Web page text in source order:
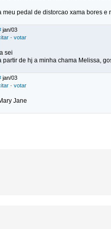
meu pedal de distorcao xama bores e
jan/03
· votar
sei
partir de hj a minha chama Melissa,
jan/03
· votar
Jane